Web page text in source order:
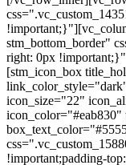
stm_bottom_border"
right: 0px
[stm_icon_box
icon_size="22"
!important;padding-